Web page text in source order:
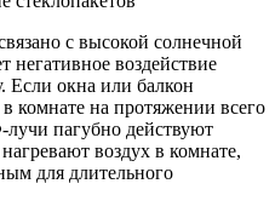
с высокой солнечной
негативное воздействие
окна или балкон
комнате на протяжении всего
пагубно действуют
воздух в комнате,
для длительного